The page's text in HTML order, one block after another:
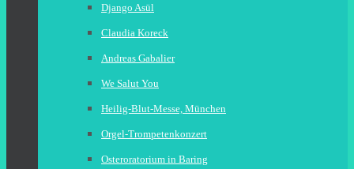
Django Asül
Claudia Koreck
Andreas Gabalier
We Salut You
Heilig-Blut-Messe, München
Orgel-Trompetenkonzert
Osteroratorium in Baring